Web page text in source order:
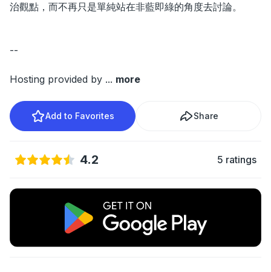
治觀點，而不再只是單純站在非藍即綠的角度去討論。
--
Hosting provided by ... more
Add to Favorites Share
4.2 5 ratings